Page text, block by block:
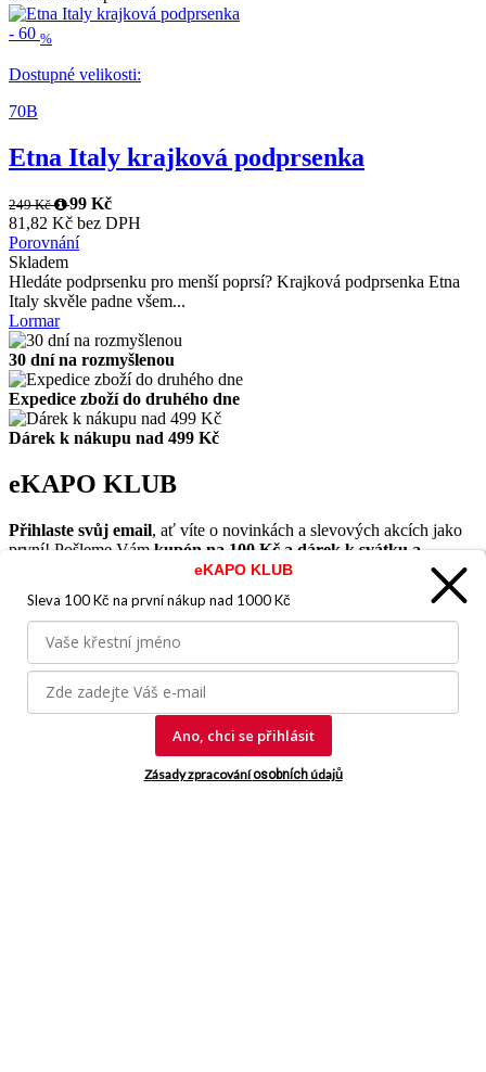
- 60 %
Dostupné velikosti:
70B
Etna Italy krajková podprsenka
249 Kč
99 Kč
81,82 Kč bez DPH
Porovnání
Skladem
Hledáte podprsenku pro menší poprsí? Krajková podprsenka Etna
Italy skvěle padne všem...
Lormar
30 dní na rozmyšlenou
Expedice zboží do druhého dne
Dárek k nákupu nad 499 Kč
eKAPO KLUB
Přihlaste svůj email, ať víte o novinkách a slevových akcích jako
první! Pošleme Vámkupón na 100 Kč a dárek k svátku a
Chci se přihlásit
Informace o nákupu
Kontakt a pomoc
O nás
Doprava, platba
eKAPO KLUB
Sleva 100 Kč na první nákup nad 1000 Kč
Ano, chci se přihlásit
Zásady zpracováníosobníchúdajů